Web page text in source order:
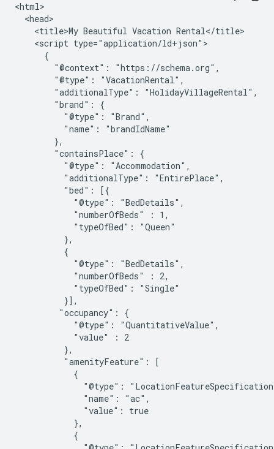
<html>
  <head>
    <title>My Beautiful Vacation Rental</title>
    <script type="application/ld+json">
      {
        "@context": "https://schema.org",
        "@type": "VacationRental",
        "additionalType": "HolidayVillageRental",
        "brand": {
          "@type": "Brand",
          "name": "brandIdName"
        },
        "containsPlace": {
          "@type": "Accommodation",
          "additionalType": "EntirePlace",
          "bed": [{
            "@type": "BedDetails",
            "numberOfBeds" : 1,
            "typeOfBed": "Queen"
          },
          {
            "@type": "BedDetails",
            "numberOfBeds" : 2,
            "typeOfBed": "Single"
          }],
         "occupancy": {
            "@type": "QuantitativeValue",
            "value" : 2
          },
          "amenityFeature": [
            {
"@type":
              "name": "ac",
              "value": true
            },
            {